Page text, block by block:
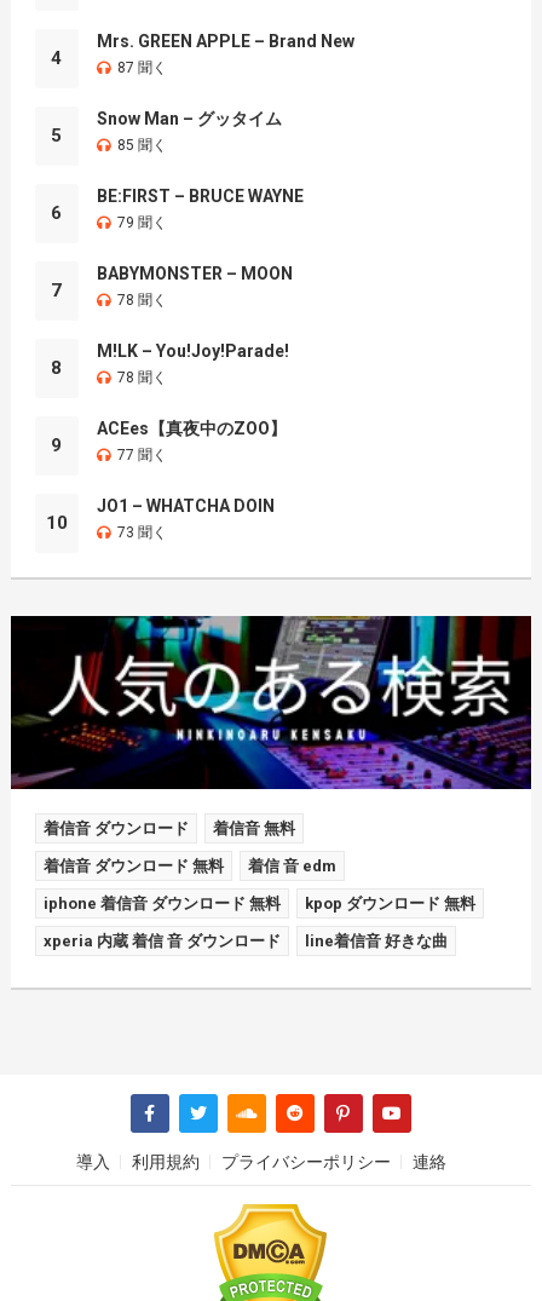
4
Mrs. GREEN APPLE – Brand New
87 聞く
5
Snow Man – グッタイム
85 聞く
6
BE:FIRST – BRUCE WAYNE
79 聞く
7
BABYMONSTER – MOON
78 聞く
8
M!LK – You!Joy!Parade!
78 聞く
9
ACEes【真夜中のZOO】
77 聞く
10
JO1 – WHATCHA DOIN
73 聞く
着信音 ダウンロード 着信音 無料
着信音 ダウンロード 無料 着信 音 edm
iphone 着信音 ダウンロード 無料 kpop ダウンロード 無料
xperia 内蔵 着信 音 ダウンロード line着信音 好きな曲
導入 利用規約 プライバシーポリシー 連絡